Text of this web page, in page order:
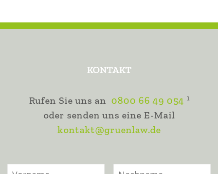
KONTAKT
Rufen Sie uns an 0800 66 49 054 1
oder senden uns eine E-Mail
kontakt@gruenlaw.de